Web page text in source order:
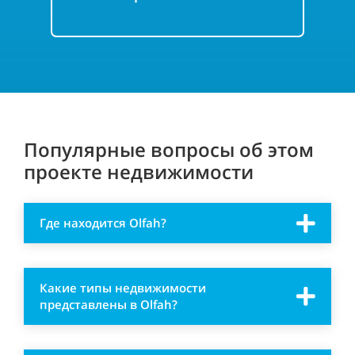
Популярные вопросы об этом
проекте недвижимости
Где находится Olfah?
Какие типы недвижимости
представлены в Olfah?